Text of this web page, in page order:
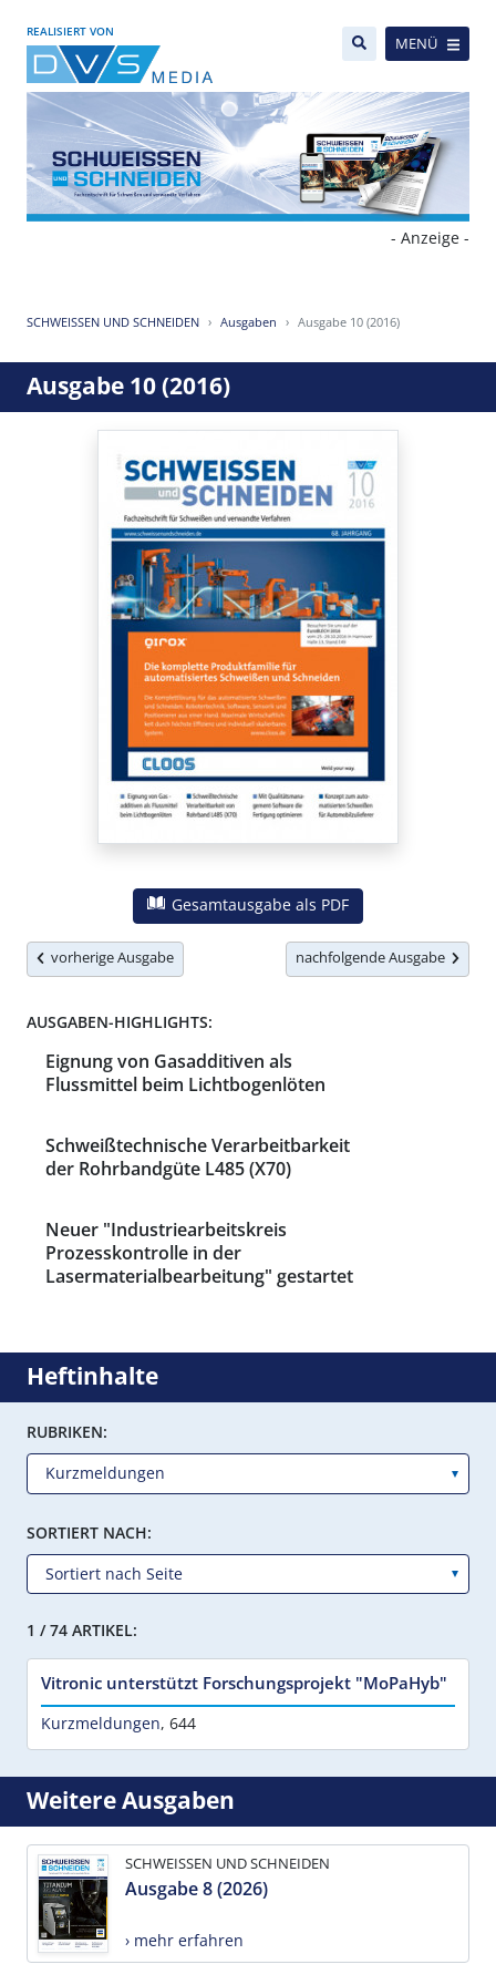
REALISIERT VON
MENÜ
- Anzeige -
SCHWEISSEN UND SCHNEIDEN Ausgaben Ausgabe 10 (2016)
Ausgabe 10 (2016)
Gesamtausgabe als PDF
vorherige Ausgabe nachfolgende Ausgabe
AUSGABEN-HIGHLIGHTS:
Eignung von Gasadditiven als
Flussmittel beim Lichtbogenlöten
Schweißtechnische Verarbeitbarkeit
der Rohrbandgüte L485 (X70)
Neuer "Industriearbeitskreis
Prozesskontrolle in der
Lasermaterialbearbeitung" gestartet
Heftinhalte
RUBRIKEN:
SORTIERT NACH:
1 / 74 ARTIKEL:
Vitronic unterstützt Forschungsprojekt "MoPaHyb"
Kurzmeldungen, 644
Weitere Ausgaben
SCHWEISSEN UND SCHNEIDEN
Ausgabe 8 (2026)
› mehr erfahren